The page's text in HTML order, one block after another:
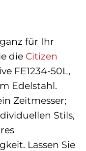
für Ihr
die Citizen
FE1234-50L,
Edelstahl.
Zeitmesser;
Stils,
Lassen Sie